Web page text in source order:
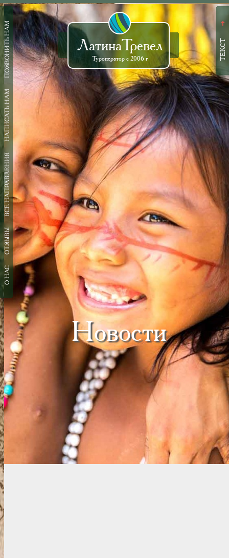
ЛатинаТревел
Туроператор с 2006 г
ПОЗВОНИТЬ НАМ
НАПИСАТЬ НАМ
ВСЕ НАПРАВЛЕНИЯ
ОТЗЫВЫ
О НАС
➜
ТЕКСТ
Новости